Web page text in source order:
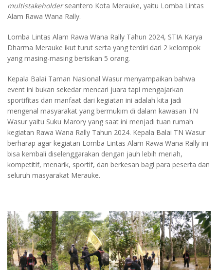
multistakeholderseantero Kota Merauke, yaitu Lomba Lintas
Alam Rawa Wana Rally.
Lomba Lintas Alam Rawa Wana Rally Tahun 2024, STIA Karya
Dharma Merauke ikut turut serta yang terdiri dari 2 kelompok
yang masing-masing berisikan 5 orang.
Kepala Balai Taman Nasional Wasur menyampaikan bahwa
event ini bukan sekedar mencari juara tapi mengajarkan
sportifitas dan manfaat dari kegiatan ini adalah kita jadi
mengenal masyarakat yang bermukim di dalam kawasan TN
Wasur yaitu Suku Marory yang saat ini menjadi tuan rumah
kegiatan Rawa Wana Rally Tahun 2024. Kepala Balai TN Wasur
berharap agar kegiatan Lomba Lintas Alam Rawa Wana Rally ini
bisa kembali diselenggarakan dengan jauh lebih meriah,
kompetitif, menarik, sportif, dan berkesan bagi para peserta dan
seluruh masyarakat Merauke.